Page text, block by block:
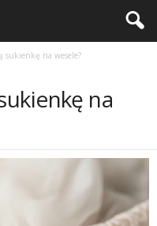
sukienkę na wesele?
na